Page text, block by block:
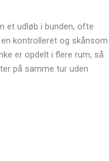
et udløb i bunden, ofte
kontrolleret og skånsom
er opdelt i flere rum, så
på samme tur uden